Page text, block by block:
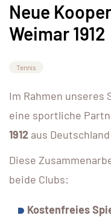
Neue
Weimar 1912
Tennis
Im Rahmen unseres
eine sportliche
1912 aus
Diese
beide Clubs:
Kostenfreies